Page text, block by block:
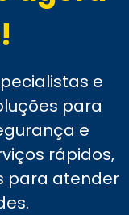
e
para
e
rápidos,
para atender